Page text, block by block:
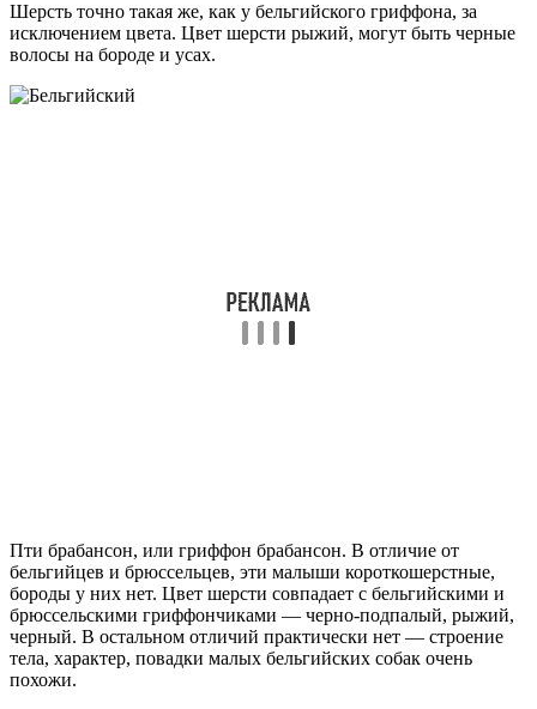
Шерсть точно такая же, как у бельгийского гриффона, за
исключением цвета. Цвет шерсти рыжий, могут быть черные
волосы на бороде и усах.
Пти брабансон, или гриффон брабансон. В отличие от
бельгийцев и брюссельцев, эти малыши короткошерстные,
бороды у них нет. Цвет шерсти совпадает с бельгийскими и
брюссельскими гриффончиками — черно-подпалый, рыжий,
черный. В остальном отличий практически нет — строение
тела, характер, повадки малых бельгийских собак очень
похожи.